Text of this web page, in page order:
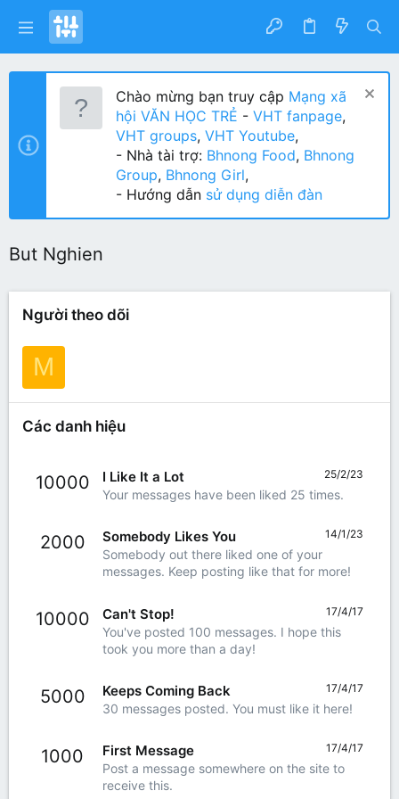
Chào mừng bạn truy cập Mạng xã
hội VĂN HỌC TRẺ - VHT fanpage,
VHT groups, VHT Youtube,
- Nhà tài trợ: Bhnong Food, Bhnong
Group, Bhnong Girl,
- Hướng dẫn sử dụng diễn đàn
But Nghien
Người theo dõi
M
Các danh hiệu
10000 25/2/23
I Like It a Lot
Your messages have been liked 25 times.
2000 14/1/23
Somebody Likes You
Somebody out there liked one of your
messages. Keep posting like that for more!
10000 17/4/17
Can't Stop!
You've posted 100 messages. I hope this
took you more than a day!
5000 17/4/17
Keeps Coming Back
30 messages posted. You must like it here!
1000 17/4/17
First Message
Post a message somewhere on the site to
receive this.